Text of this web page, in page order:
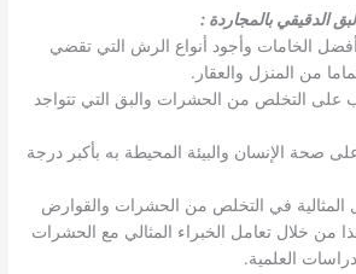
الدقيقي بالمجاردة :
أفضل الخامات وأجود أنواع الرش التي تقضي
من المنزل والعقار.
على التخلص من الحشرات والبق التي تتواجد
صحة الإنسان والبيئة المحيطة به بأكبر درجة
المثالية في التخلص من الحشرات والقوارض
من خلال تعامل الخبراء المثالي مع الحشرات
العلمية.